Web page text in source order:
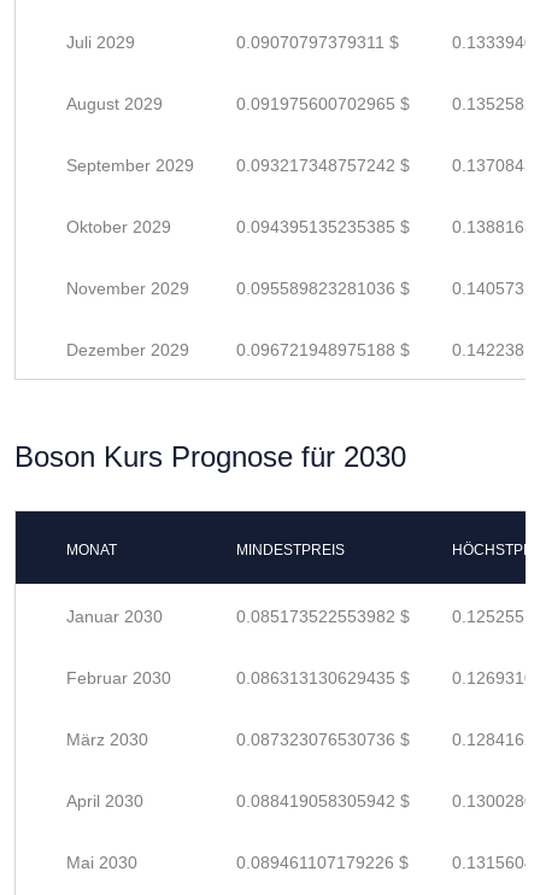
Juli 2029 0.09070797379311 $
August 2029 0.091975600702965 $
September 2029 0.093217348757242 $
Oktober 2029 0.094395135235385 $
November 2029 0.095589823281036 $
Dezember 2029 0.096721948975188 $
Boson Kurs Prognose für 2030
MONAT MINDESTPREIS
Januar 2030 0.085173522553982 $
Februar 2030 0.086313130629435 $
März 2030 0.087323076530736 $
April 2030 0.088419058305942 $
Mai 2030 0.089461107179226 $